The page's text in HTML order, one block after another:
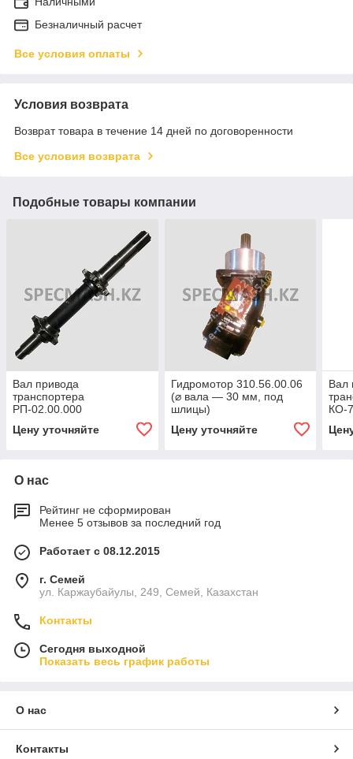
Безналичный расчет
Все условия оплаты
Условия возврата
Возврат товара в течение 14 дней по договоренности
Все условия возврата
Подобные товары компании
Вал привода
транспортера
РП-02.00.000
Цену уточняйте
Гидромотор 310.56.00.06
(⌀ вала — 30 мм, под
шлицы)
Цену уточняйте
Вал
КО-
О нас
Рейтинг не сформирован
Менее 5 отзывов за последний год
Работает с 08.12.2015
г. Семей
ул. Каржаубайулы, 249, Семей, Казахстан
Контакты
Сегодня выходной
Показать весь график работы
О нас
Контакты